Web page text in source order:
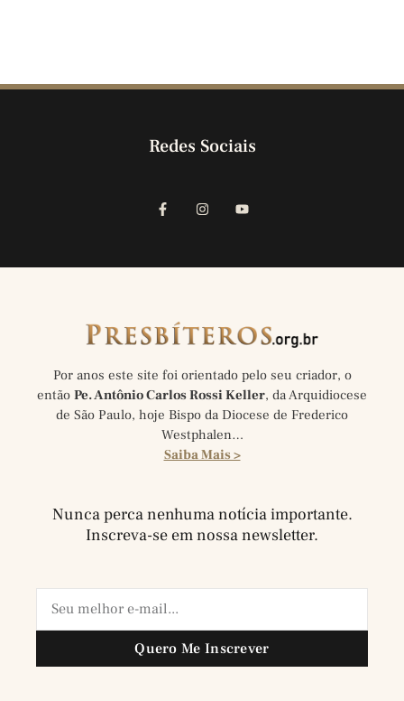
Redes Sociais
Por anos este site foi orientado pelo seu criador, o
então Pe. Antônio Carlos Rossi Keller, da Arquidiocese
de São Paulo, hoje Bispo da Diocese de Frederico
Westphalen…
Saiba Mais >
Nunca perca nenhuma notícia importante.
Inscreva-se em nossa newsletter.
Quero Me Inscrever